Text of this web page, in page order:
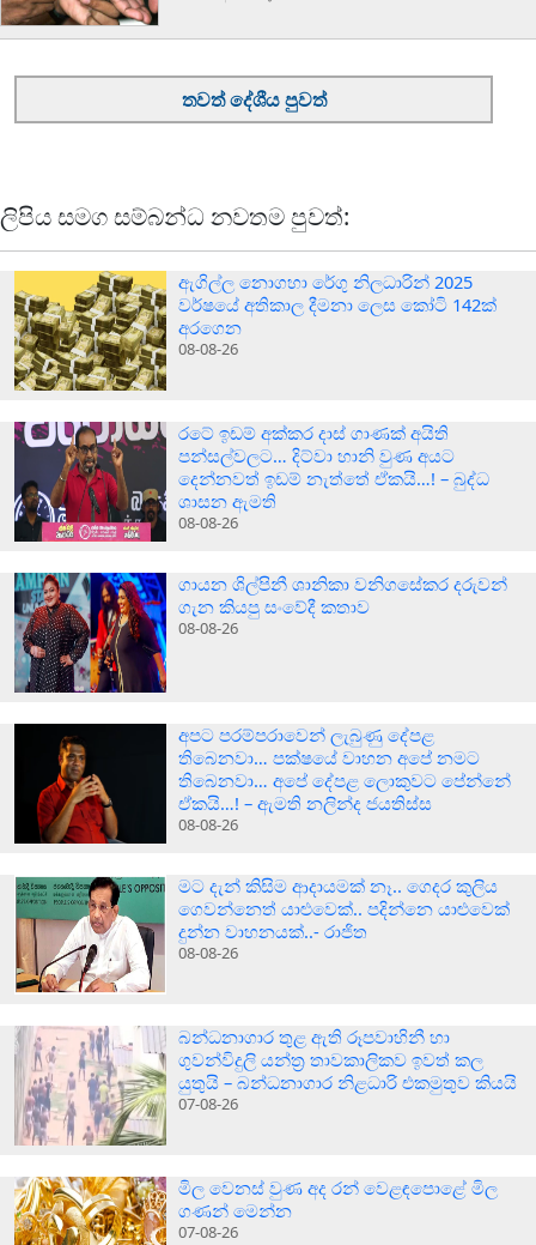
තවත් දේශීය පුවත්
ලිපිය සමග සම්බන්ධ නවතම පුවත්:
ඇගිල්ල නොගහා රේගු නිලධාරින් 2025
වර්ෂයේ අතිකාල දීමනා ලෙස කෝටි 142ක්
අරගෙන
08-08-26
රටේ ඉඩම් අක්කර දාස් ගාණක් අයිති
පන්සල්වලට… දිට්වා හානි වුණ අයට
දෙන්නවත් ඉඩම් නැත්තේ ඒකයි…! – බුද්ධ
ශාසන ඇමති
08-08-26
ගායන ශිල්පිනී ශානිකා වනිගසේකර දරුවන්
ගැන කියපු සංවේදී කතාව
08-08-26
අපට පරම්පරාවෙන් ලැබුණු දේපළ
තිබෙනවා… පක්ෂයේ වාහන අපේ නමට
තිබෙනවා… අපේ දේපළ ලොකුවට පේන්නේ
ඒකයි…! – ඇමති නලින්ද ජයතිස්ස
08-08-26
මට දැන් කිසිම ආදායමක් නෑ.. ගෙදර කුලිය
ගෙවන්නෙත් යාළුවෙක්.. පදින්නෙ යාළුවෙක්
දුන්න වාහනයක්..- රාජිත
08-08-26
බන්ධනාගාර තුළ ඇති රූපවාහිනී හා
ගුවන්විදුලි යන්ත්‍ර තාවකාලිකව ඉවත් කල
යුතුයි – බන්ධනාගාර නිළධාරි එකමුතුව කියයි
07-08-26
මිල වෙනස් වුණ අද රන් වෙළඳපොළේ මිල
ගණන් මෙන්න
07-08-26